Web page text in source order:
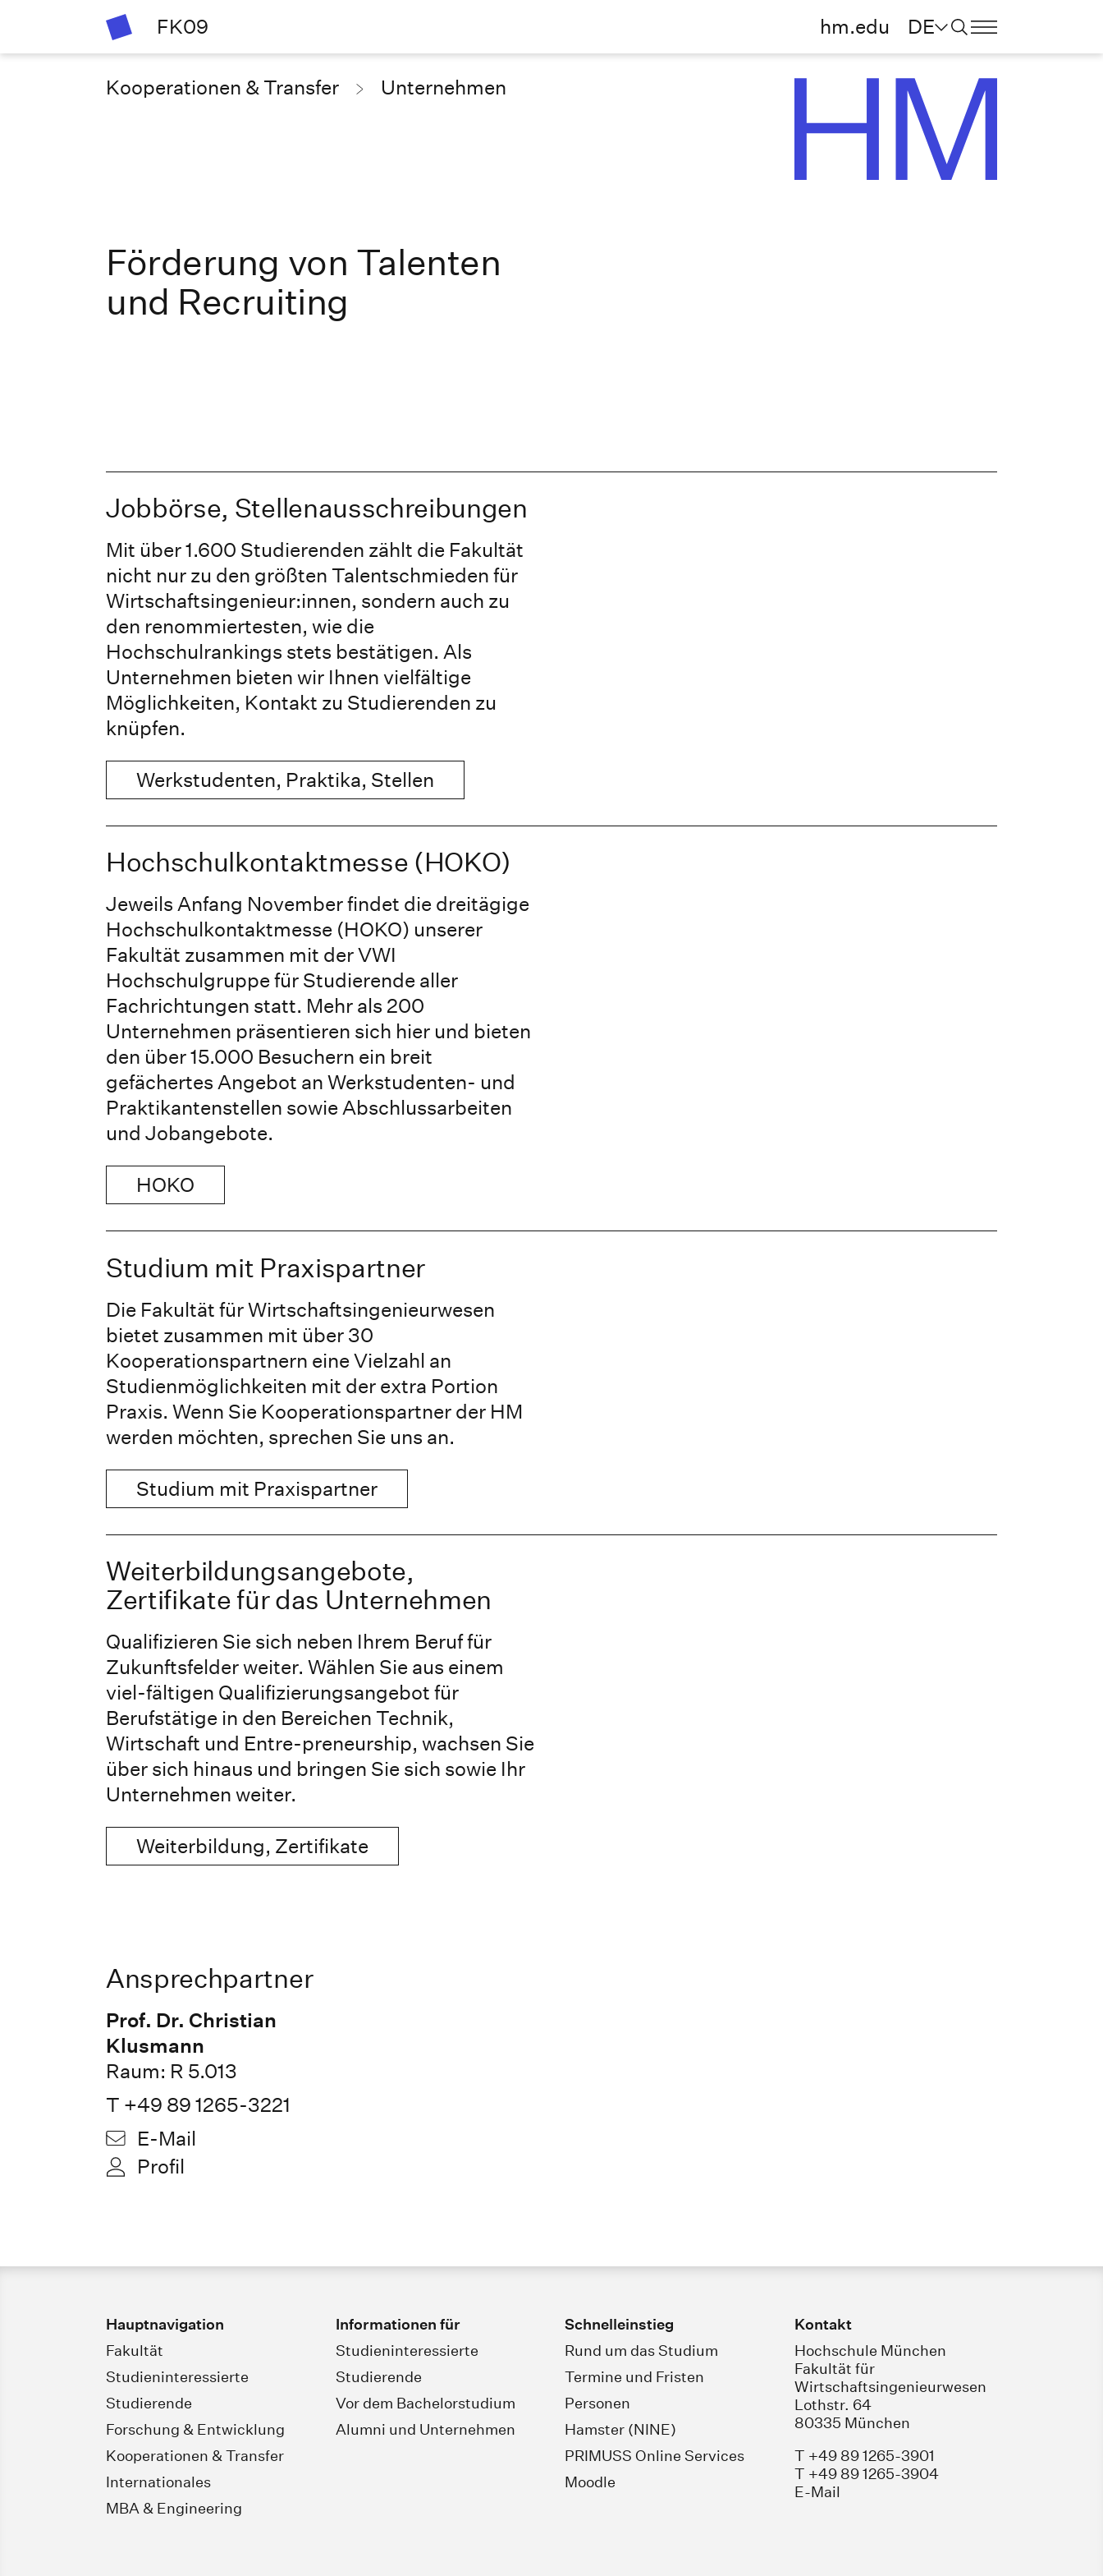
FK09 hm.edu DE
Kooperationen & Transfer Unternehmen
Förderung von Talenten
und Recruiting
Jobbörse, Stellenausschreibungen
Mit über 1.600 Studierenden zählt die Fakultät
nicht nur zu den größten Talentschmieden für
Wirtschaftsingenieur:innen, sondern auch zu
den renommiertesten, wie die
Hochschulrankings stets bestätigen. Als
Unternehmen bieten wir Ihnen vielfältige
Möglichkeiten, Kontakt zu Studierenden zu
knüpfen.
Werkstudenten, Praktika, Stellen
Hochschulkontaktmesse (HOKO)
Jeweils Anfang November findet die dreitägige
Hochschulkontaktmesse (HOKO) unserer
Fakultät zusammen mit der VWI
Hochschulgruppe für Studierende aller
Fachrichtungen statt. Mehr als 200
Unternehmen präsentieren sich hier und bieten
den über 15.000 Besuchern ein breit
gefächertes Angebot an Werkstudenten- und
Praktikantenstellen sowie Abschlussarbeiten
und Jobangebote.
HOKO
Studium mit Praxispartner
Die Fakultät für Wirtschaftsingenieurwesen
bietet zusammen mit über 30
Kooperationspartnern eine Vielzahl an
Studienmöglichkeiten mit der extra Portion
Praxis. Wenn Sie Kooperationspartner der HM
werden möchten, sprechen Sie uns an.
Studium mit Praxispartner
Weiterbildungsangebote,
Zertifikate für das Unternehmen
Qualifizieren Sie sich neben Ihrem Beruf für
Zukunftsfelder weiter. Wählen Sie aus einem
viel-fältigen Qualifizierungsangebot für
Berufstätige in den Bereichen Technik,
Wirtschaft und Entre-preneurship, wachsen Sie
über sich hinaus und bringen Sie sich sowie Ihr
Unternehmen weiter.
Weiterbildung, Zertifikate
Ansprechpartner
Prof. Dr. Christian
Klusmann
Raum: R 5.013
T +49 89 1265-3221
E-Mail
Profil
Hauptnavigation
Fakultät
Studieninteressierte
Studierende
Forschung & Entwicklung
Kooperationen & Transfer
Internationales
MBA & Engineering
Informationen für
Studieninteressierte
Studierende
Vor dem Bachelorstudium
Alumni und Unternehmen
Schnelleinstieg
Rund um das Studium
Termine und Fristen
Personen
Hamster (NINE)
PRIMUSS Online Services
Moodle
Kontakt
Hochschule München
Fakultät für
Wirtschaftsingenieurwesen
Lothstr. 64
80335 München
T +49 89 1265-3901
T +49 89 1265-3904
E-Mail